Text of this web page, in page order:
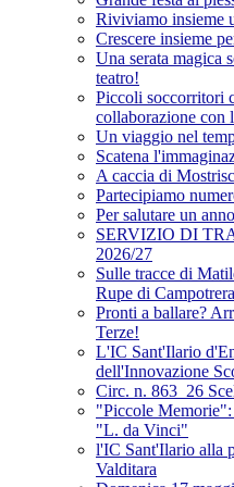
Riviviamo insieme
Crescere insieme
Una serata magica
teatro!
Piccoli soccorritori
collaborazione con
Un viaggio nel
Scatena
A caccia di
Partecipiamo
Per salutare un
SERVIZIO DI
2026/27
Sulle tracce di
Rupe di
Pronti a ballare?
Terze!
L'IC Sant'Ilario
dell'Innovazione
Circ. n. 863_26
"Piccole Memorie":
"L. da Vinci"
l'IC Sant'Ilario alla
Valditara